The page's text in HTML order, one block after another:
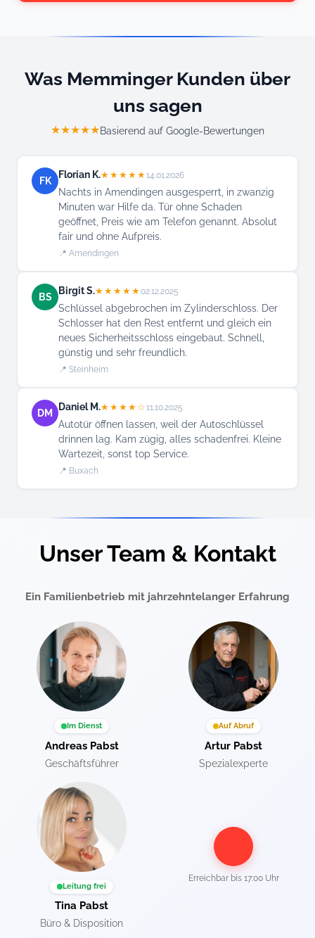
Was Memminger Kunden über
uns sagen
★★★★★Basierend auf Google-Bewertungen
FK
Florian K.★★★★★14.01.2026
Nachts in Amendingen ausgesperrt, in zwanzig
Minuten war Hilfe da. Tür ohne Schaden
geöffnet, Preis wie am Telefon genannt. Absolut
fair und ohne Aufpreis.
📍 Amendingen
BS
Birgit S.★★★★★02.12.2025
Schlüssel abgebrochen im Zylinderschloss. Der
Schlosser hat den Rest entfernt und gleich ein
neues Sicherheitsschloss eingebaut. Schnell,
günstig und sehr freundlich.
📍 Steinheim
DM
Daniel M.★★★★☆11.10.2025
Autotür öffnen lassen, weil der Autoschlüssel
drinnen lag. Kam zügig, alles schadenfrei. Kleine
Wartezeit, sonst top Service.
📍 Buxach
Unser Team & Kontakt
Ein Familienbetrieb mit jahrzehntelanger Erfahrung
Im Dienst
Andreas Pabst
Geschäftsführer
Auf Abruf
Artur Pabst
Spezialexperte
Leitung frei
Tina Pabst
Büro & Disposition
Erreichbar bis 17:00 Uhr